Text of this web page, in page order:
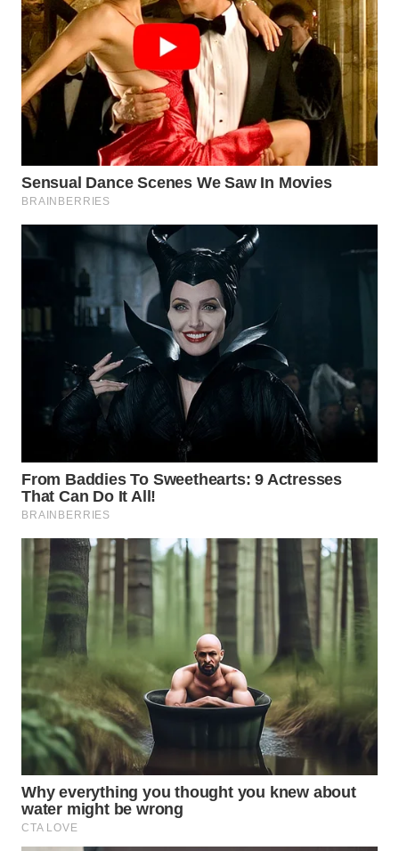
BORNEO
Wahana
Media
Group
WAHANA
WAHANA
WAHANA
ADVOKAT
INFRASTRUKTUR
WAHANA
KONSUMEN
WAHANA
LISTRIK
TRAVEL
WAHANA
TV
WAHANANEWS
WAHANANEWS
CO ID
WAHANANEWS
NET